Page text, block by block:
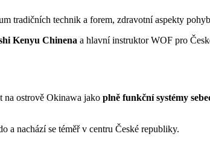
tradičních technik a forem, zdravotní aspekty
Kenyu Chinena a hlavní instruktor WOF pro
ostrově Okinawa jako plně funkční systémy
a nachází se téměř v centru České republiky.